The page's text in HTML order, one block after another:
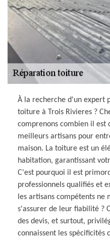
À la recherche d'un expert
toiture à Trois Rivieres ?
comprenons combien il est
meilleurs artisans pour
maison. La toiture est un
habitation, garantissant
C'est pourquoi il est
professionnels qualifiés et
les artisans compétents ne
s'assurer de leur fiabilité ?
des devis, et surtout,
connaissent les